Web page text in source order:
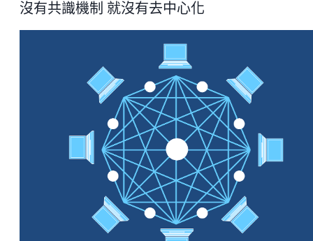
沒有共識機制 就沒有去中心化